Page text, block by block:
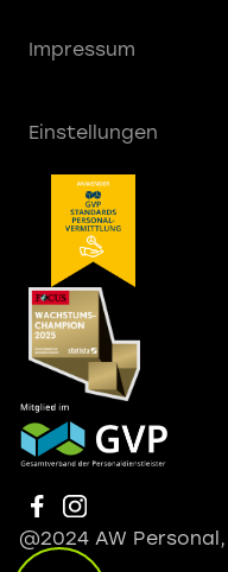
@2024 AW
Impressum
Einstellungen